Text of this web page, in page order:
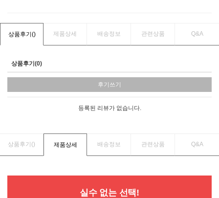
상품후기() 제품상세 배송정보 관련상품 Q&A
상품후기(0)
후기쓰기
등록된 리뷰가 없습니다.
상품후기() 제품상세 배송정보 관련상품 Q&A
실수 없는 선택!